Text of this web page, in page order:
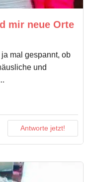
mir neue Orte
mal gespannt, ob
und
Antworte jetzt!